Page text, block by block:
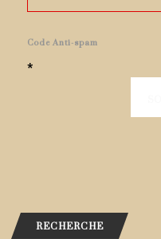
Code Anti-spam
*
RECHERCHE